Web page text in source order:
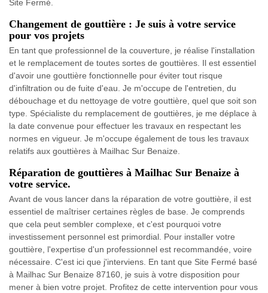
Site Fermé.
Changement de gouttière : Je suis à votre service
pour vos projets
En tant que professionnel de la couverture, je réalise l'installation
et le remplacement de toutes sortes de gouttières. Il est essentiel
d'avoir une gouttière fonctionnelle pour éviter tout risque
d'infiltration ou de fuite d'eau. Je m'occupe de l'entretien, du
débouchage et du nettoyage de votre gouttière, quel que soit son
type. Spécialiste du remplacement de gouttières, je me déplace à
la date convenue pour effectuer les travaux en respectant les
normes en vigueur. Je m'occupe également de tous les travaux
relatifs aux gouttières à Mailhac Sur Benaize.
Réparation de gouttières à Mailhac Sur Benaize à
votre service.
Avant de vous lancer dans la réparation de votre gouttière, il est
essentiel de maîtriser certaines règles de base. Je comprends
que cela peut sembler complexe, et c'est pourquoi votre
investissement personnel est primordial. Pour installer votre
gouttière, l'expertise d'un professionnel est recommandée, voire
nécessaire. C'est ici que j'interviens. En tant que Site Fermé basé
à Mailhac Sur Benaize 87160, je suis à votre disposition pour
mener à bien votre projet. Profitez de cette intervention pour vous